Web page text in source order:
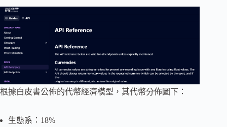
根據白皮書公佈的代幣經濟模型，其代幣分佈圖下：
生態系：18%